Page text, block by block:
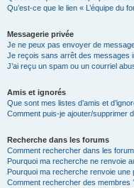
Qu’est-ce que le lien « L’équipe du
Messagerie privée
Je ne peux pas envoyer de
Je reçois sans arrêt des messages
J’ai reçu un spam ou un courriel
Amis et ignorés
Que sont mes listes d’amis et
Comment puis-je ajouter/supprimer
Recherche dans les forums
Comment rechercher dans les
Pourquoi ma recherche ne renvoie
Pourquoi ma recherche renvoie une
Comment rechercher des membres